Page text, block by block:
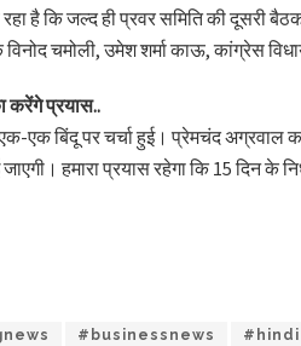
रहा है कि जल्द ही प्रवर समिति की दूसरी
चमोली, उमेश शर्मा काऊ, कांग्रेस
करेंगे प्रयास..
एक बिंदू पर चर्चा हुई। प्रेमचंद अग्रवाल
हमारा प्रयास रहेगा कि 15 दिन के
#businessnews